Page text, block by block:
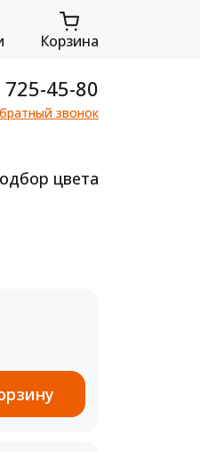
Корзина
725-45-80
звонок
цвета